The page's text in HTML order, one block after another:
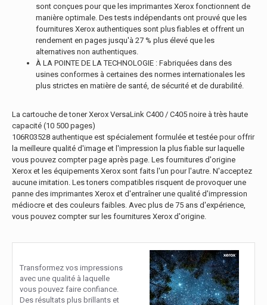
sont conçues pour que les imprimantes Xerox fonctionnent de
manière optimale. Des tests indépendants ont prouvé que les
fournitures Xerox authentiques sont plus fiables et offrent un
rendement en pages jusqu'à 27 % plus élevé que les
alternatives non authentiques.
À LA POINTE DE LA TECHNOLOGIE : Fabriquées dans des
usines conformes à certaines des normes internationales les
plus strictes en matière de santé, de sécurité et de durabilité.
La cartouche de toner Xerox VersaLink C400 / C405 noire à très haute
capacité (10 500 pages)
106R03528 authentique est spécialement formulée et testée pour offrir
la meilleure qualité d'image et l'impression la plus fiable sur laquelle
vous pouvez compter page après page. Les fournitures d'origine
Xerox et les équipements Xerox sont faits l'un pour l'autre. N'acceptez
aucune imitation. Les toners compatibles risquent de provoquer une
panne des imprimantes Xerox et d'entraîner une qualité d'impression
médiocre et des couleurs faibles. Avec plus de 75 ans d'expérience,
vous pouvez compter sur les fournitures Xerox d'origine.
Transformez vos impressions
avec une qualité à laquelle
vous pouvez faire confiance.
Des résultats plus brillants et